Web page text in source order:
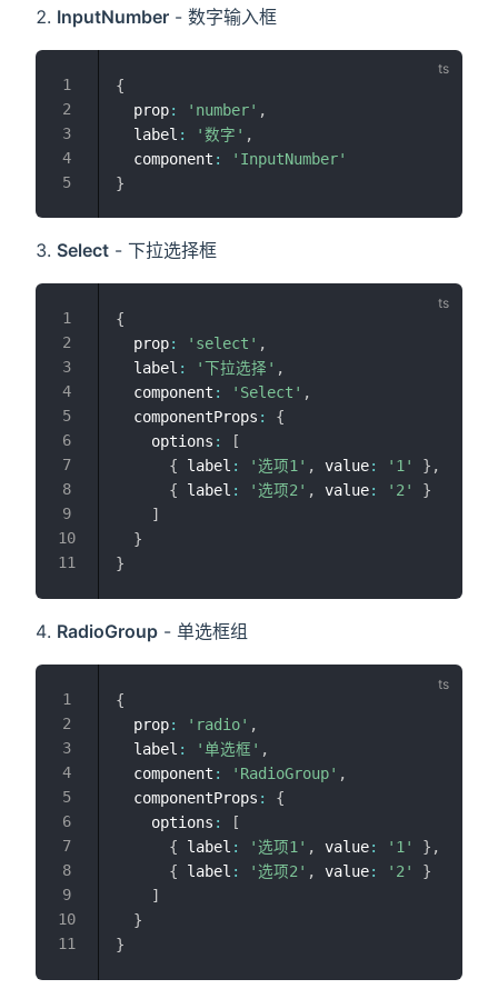
InputNumber - 数字输入框
{
  prop
: 'number' ,
  label
: '数字' ,
  component
:
'InputNumber'
}
Select - 下拉选择框
{
  prop
: 'select' ,
  label
: '下拉选择' ,
  component
: 'Select' ,
  componentProps
:
{
    options
:
[
{ label : '选项1' , value: '1' } ,
{ label : '选项2' , value: '2'
}
]
}
}
RadioGroup - 单选框组
{
  prop
: 'radio' ,
  label
: '单选框' ,
  component
: 'RadioGroup' ,
  componentProps
:
{
    options
:
[
{ label : '选项1' , value: '1' } ,
{ label : '选项2' , value: '2'
}
]
}
}